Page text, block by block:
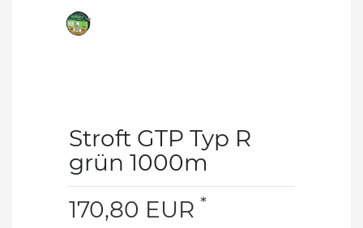
Stroft GTP Typ R
grün 1000m
170,80 EUR *